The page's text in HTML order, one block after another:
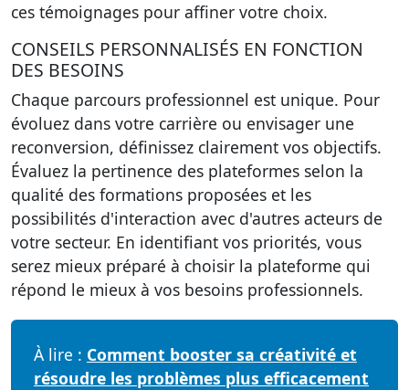
ces témoignages pour affiner votre choix.
CONSEILS PERSONNALISÉS EN FONCTION
DES BESOINS
Chaque parcours professionnel est unique. Pour
évoluez dans votre carrière ou envisager une
reconversion, définissez clairement vos objectifs.
Évaluez la pertinence des plateformes selon la
qualité des formations proposées et les
possibilités d'interaction avec d'autres acteurs de
votre secteur. En identifiant vos priorités, vous
serez mieux préparé à choisir la plateforme qui
répond le mieux à vos besoins professionnels.
À lire : Comment booster sa créativité et
résoudre les problèmes plus efficacement